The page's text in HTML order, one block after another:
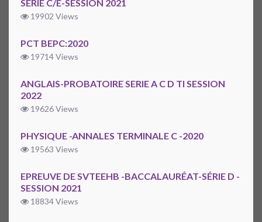
SÉRIE C/E-SESSION 2021
19902 Views
PCT BEPC:2020
19714 Views
ANGLAIS-PROBATOIRE SERIE A C D TI SESSION
2022
19626 Views
PHYSIQUE -ANNALES TERMINALE C -2020
19563 Views
EPREUVE DE SVTEEHB -BACCALAURÉAT-SÉRIE D -
SESSION 2021
18834 Views